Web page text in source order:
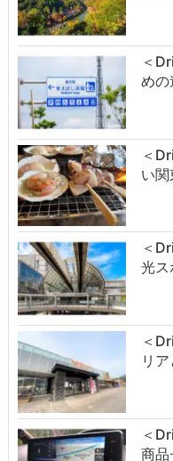
＜
め
＜
い関
＜
光
＜
リ
＜
商